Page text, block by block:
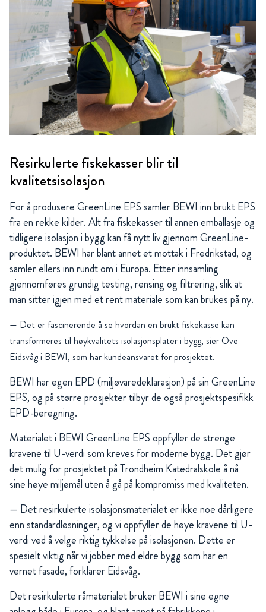
Resirkulerte fiskekasser blir til
kvalitetsisolasjon
For å produsere GreenLine EPS samler BEWI inn brukt EPS
fra en rekke kilder. Alt fra fiskekasser til annen emballasje og
tidligere isolasjon i bygg kan få nytt liv gjennom GreenLine-
produktet. BEWI har blant annet et mottak i Fredrikstad, og
samler ellers inn rundt om i Europa. Etter innsamling
gjennomføres grundig testing, rensing og filtrering, slik at
man sitter igjen med et rent materiale som kan brukes på ny.
— Det er fascinerende å se hvordan en brukt fiskekasse kan
transformeres til høykvalitets isolasjonsplater i bygg, sier Ove
Eidsvåg i BEWI, som har kundeansvaret for prosjektet.
BEWI har egen EPD (miljøvaredeklarasjon) på sin GreenLine
EPS, og på større prosjekter tilbyr de også prosjektspesifikk
EPD-beregning.
Materialet i BEWI GreenLine EPS oppfyller de strenge
kravene til U-verdi som kreves for moderne bygg. Det gjør
det mulig for prosjektet på Trondheim Katedralskole å nå
sine høye miljømål uten å gå på kompromiss med kvaliteten.
— Det resirkulerte isolasjonsmaterialet er ikke noe dårligere
enn standardløsninger, og vi oppfyller de høye kravene til U-
verdi ved å velge riktig tykkelse på isolasjonen. Dette er
spesielt viktig når vi jobber med eldre bygg som har en
vernet fasade, forklarer Eidsvåg.
Det resirkulerte råmaterialet bruker BEWI i sine egne